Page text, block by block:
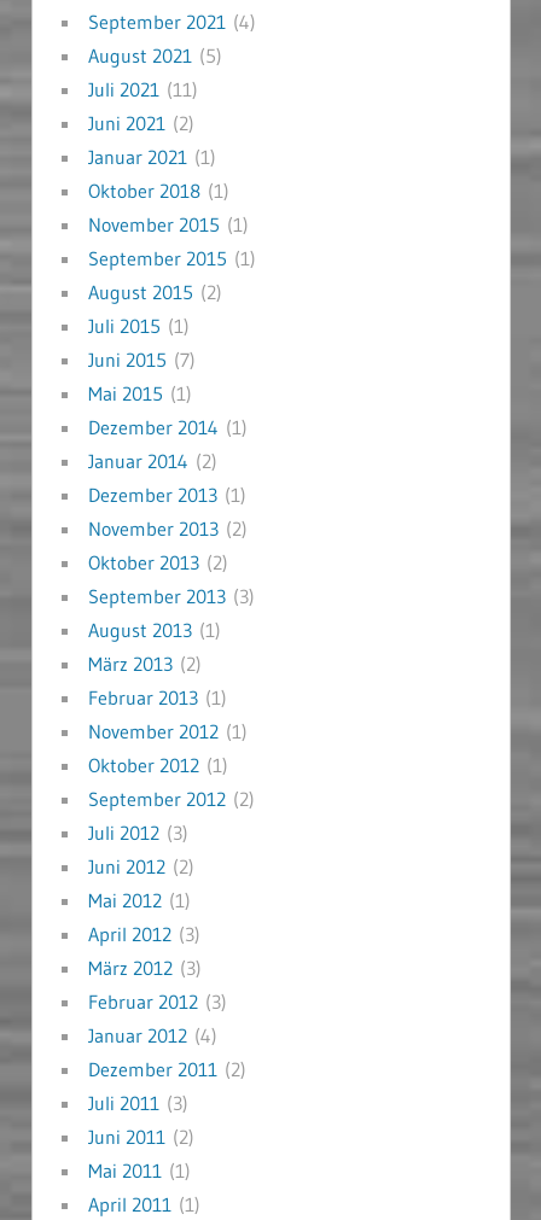
September 2021 (4)
August 2021 (5)
Juli 2021 (11)
Juni 2021 (2)
Januar 2021 (1)
Oktober 2018(1)
November 2015 (1)
September 2015 (1)
August 2015 (2)
Juli 2015 (1)
Juni 2015 (7)
Mai 2015 (1)
Dezember 2014 (1)
Januar 2014 (2)
Dezember 2013(1)
November 2013(2)
Oktober 2013(2)
September 2013(3)
August 2013(1)
März 2013(2)
Februar 2013(1)
November 2012(1)
Oktober 2012(1)
September 2012(2)
Juli 2012(3)
Juni 2012(2)
Mai 2012(1)
April 2012(3)
März 2012(3)
Februar 2012(3)
Januar 2012(4)
Dezember 2011 (2)
Juli 2011 (3)
Juni 2011 (2)
Mai 2011 (1)
April 2011 (1)